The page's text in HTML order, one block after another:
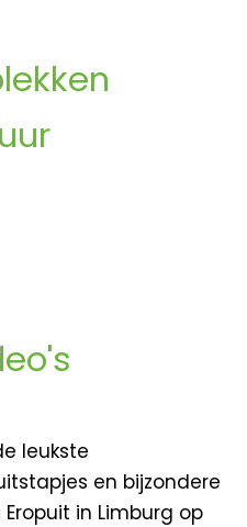
leukste
en bijzondere
in Limburg op